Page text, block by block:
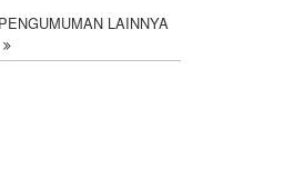
PENGUMUMAN LAINNYA